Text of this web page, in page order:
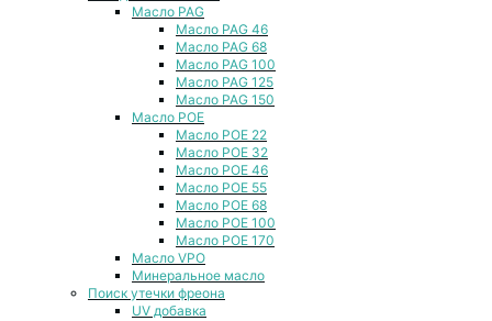
Масло PAG
Масло PAG 46
Масло PAG 68
Масло PAG 100
Масло PAG 125
Масло PAG 150
Масло POE
Масло POE 22
Масло POE 32
Масло POE 46
Масло POE 55
Масло POE 68
Масло POE 100
Масло POE 170
Масло VPO
Минеральное масло
Поиск утечки фреона
UV добавка